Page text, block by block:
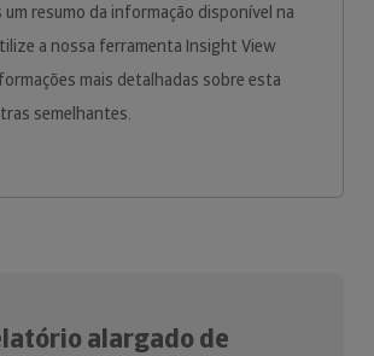
um resumo da informação disponível na
a nossa ferramenta Insight View
mais detalhadas sobre esta
semelhantes.
alargado de